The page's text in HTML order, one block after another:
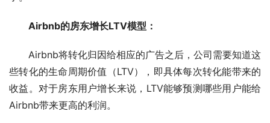
Airbnb的房东增长LTV模型：
Airbnb将转化归因给相应的广告之后，公司需要知道这
些转化的生命周期价值（LTV），即具体每次转化能带来的
收益。对于房东用户增长来说，LTV能够预测哪些用户能给
Airbnb带来更高的利润。